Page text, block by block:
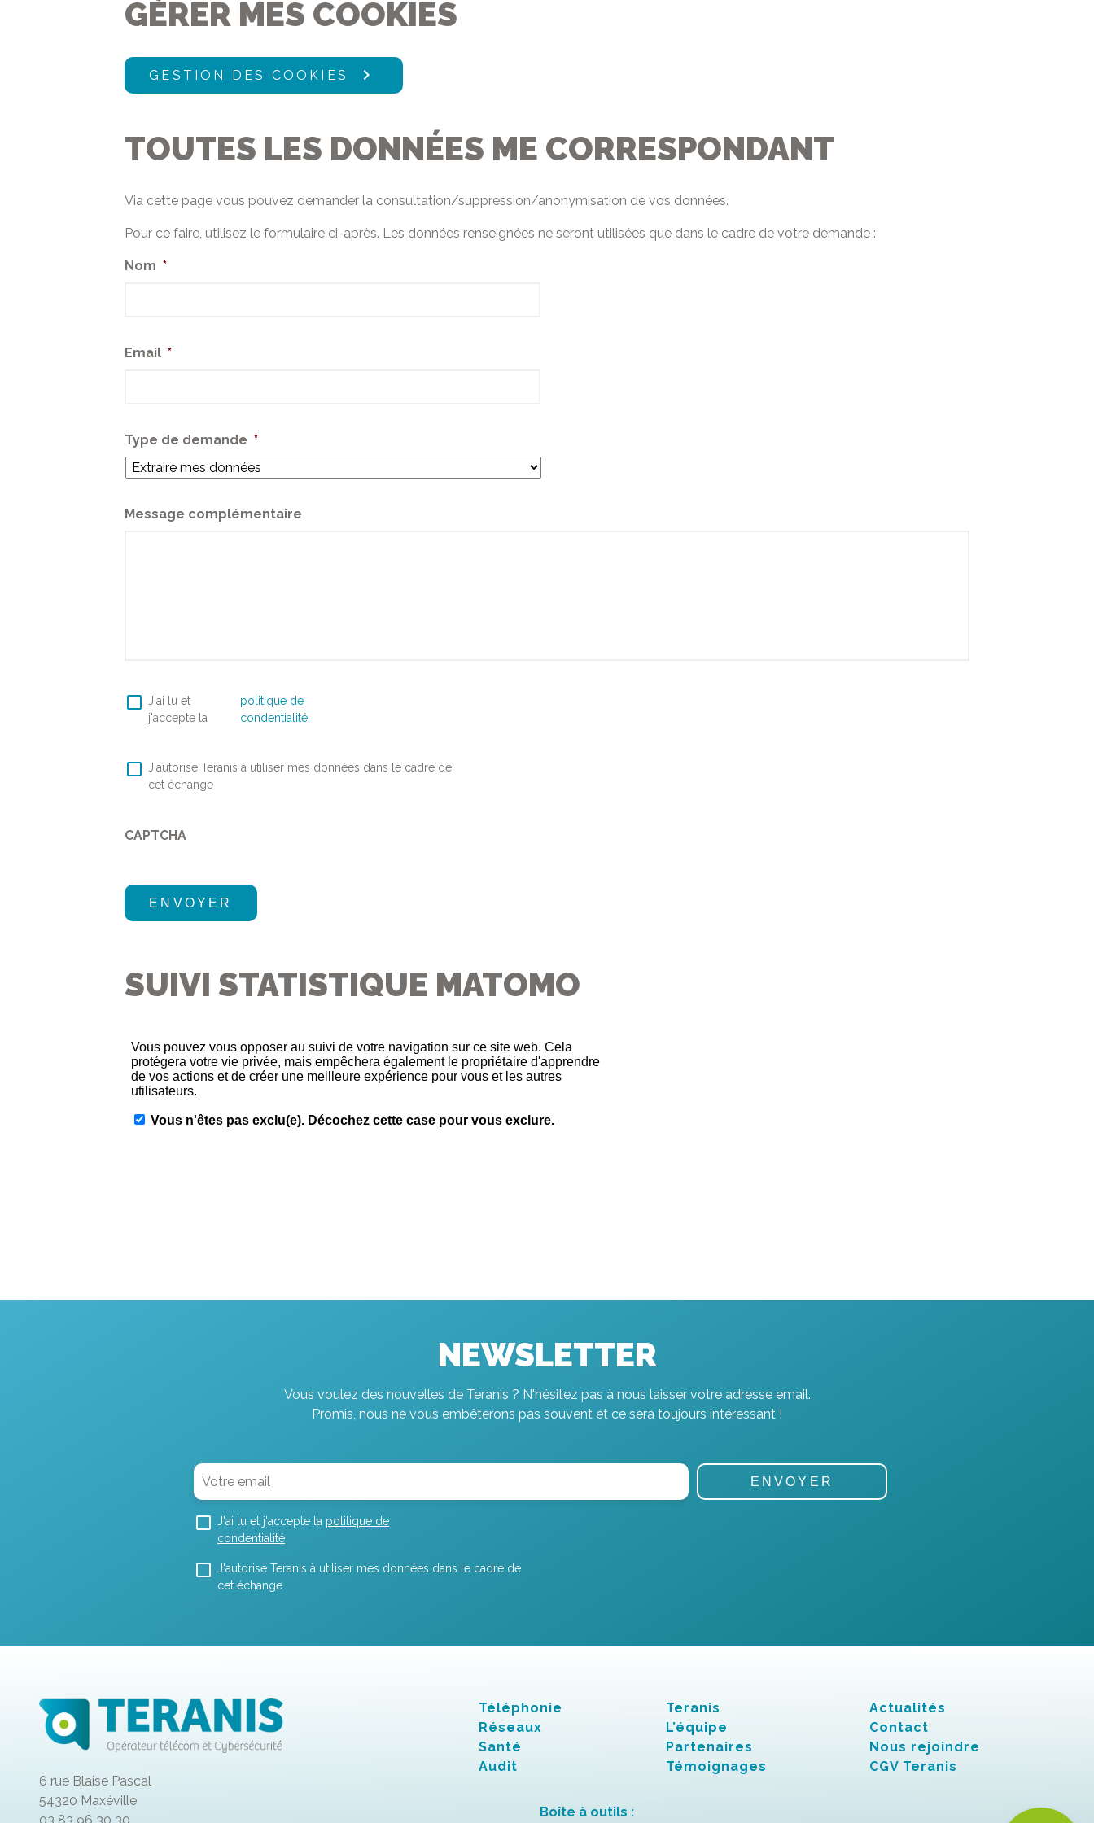
GÉRER MES COOKIES
GESTION DES COOKIES
TOUTES LES DONNÉES ME CORRESPONDANT
Via cette page vous pouvez demander la consultation/suppression/anonymisation de vos données.
Pour ce faire, utilisez le formulaire ci-après. Les données renseignées ne seront utilisées que dans le cadre de votre demande :
Nom *
Email *
Type de demande *
Message complémentaire
RGPD *
J'ai lu et
j'accepte la
politique de
condentialité
RGPD *
J'autorise Teranis à utiliser mes données dans le cadre de
cet échange
CAPTCHA
SUIVI STATISTIQUE MATOMO
NEWSLETTER
Vous voulez des nouvelles de Teranis ? N'hésitez pas à nous laisser votre adresse email.
Promis, nous ne vous embêterons pas souvent et ce sera toujours intéressant !
J'ai lu et j'accepte la politique de
condentialité
J'autorise Teranis à utiliser mes données dans le cadre de
cet échange
6 rue Blaise Pascal
54320 Maxéville
03 83 96 30 30
Téléphonie
Réseaux
Santé
Audit
Teranis
L’équipe
Partenaires
Témoignages
Actualités
Contact
Nous rejoindre
CGV Teranis
Boîte à outils :